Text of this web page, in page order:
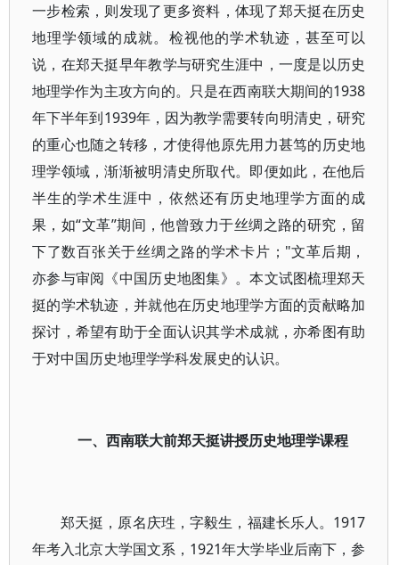
一步检索，则发现了更多资料，体现了郑天挺在历史
地理学领域的成就。检视他的学术轨迹，甚至可以
说，在郑天挺早年教学与研究生涯中，一度是以历史
地理学作为主攻方向的。只是在西南联大期间的1938
年下半年到1939年，因为教学需要转向明清史，研究
的重心也随之转移，才使得他原先用力甚笃的历史地
理学领域，渐渐被明清史所取代。即便如此，在他后
半生的学术生涯中，依然还有历史地理学方面的成
果，如“文革”期间，他曾致力于丝绸之路的研究，留
下了数百张关于丝绸之路的学术卡片；"文革后期，
亦参与审阅《中国历史地图集》。本文试图梳理郑天
挺的学术轨迹，并就他在历史地理学方面的贡献略加
探讨，希望有助于全面认识其学术成就，亦希图有助
于对中国历史地理学学科发展史的认识。
一、西南联大前郑天挺讲授历史地理学课程
郑天挺，原名庆珄，字毅生，福建长乐人。1917
年考入北京大学国文系，1921年大学毕业后南下，参